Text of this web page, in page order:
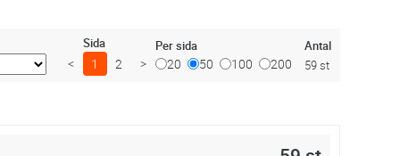
Sida
< 1 2 >
Per sida
20 50 100 200
Antal
59 st